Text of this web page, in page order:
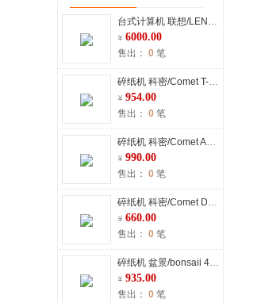
台式计算机 联想/LENOVO M70h Hygon C86 3350 23.8 独立显卡 2G 512GB 银河麒麟专用版 16GB
6000.00
售出： 0 笔
碎纸机 科密/Comet T-818A 条状 4级保密
954.00
售出： 0 笔
碎纸机 科密/Comet A8150D 粒状 5级保密
990.00
售出： 0 笔
碎纸机 科密/Comet DS2960D 粒状 5级保密
660.00
售出： 0 笔
碎纸机 盆景/bonsaii 4P23A 粒状 5级保密
935.00
售出： 0 笔